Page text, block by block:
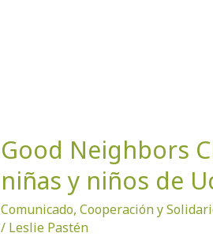
Good Neighbors
niñas y niños de
Comunicado, Cooperación y
/ Leslie Pastén